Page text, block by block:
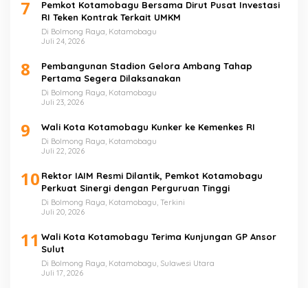
7
Pemkot Kotamobagu Bersama Dirut Pusat Investasi
RI Teken Kontrak Terkait UMKM
Di Bolmong Raya, Kotamobagu
Juli 24, 2026
8
Pembangunan Stadion Gelora Ambang Tahap
Pertama Segera Dilaksanakan
Di Bolmong Raya, Kotamobagu
Juli 23, 2026
9 Wali Kota Kotamobagu Kunker ke Kemenkes RI
Di Bolmong Raya, Kotamobagu
Juli 22, 2026
10 Rektor IAIM Resmi Dilantik, Pemkot Kotamobagu
Perkuat Sinergi dengan Perguruan Tinggi
Di Bolmong Raya, Kotamobagu, Terkini
Juli 20, 2026
11 Wali Kota Kotamobagu Terima Kunjungan GP Ansor
Sulut
Di Bolmong Raya, Kotamobagu, Sulawesi Utara
Juli 17, 2026